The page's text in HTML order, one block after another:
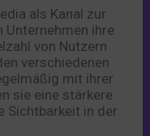
als Kanal zur
Unternehmen ihre
von Nutzern
verschiedenen
mit ihrer
sie eine stärkere
Sichtbarkeit in der